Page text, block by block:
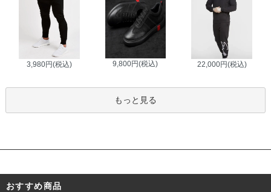
3,980円(税込) 9,800円(税込) 22,000円(税込)
もっと見る
おすすめ商品